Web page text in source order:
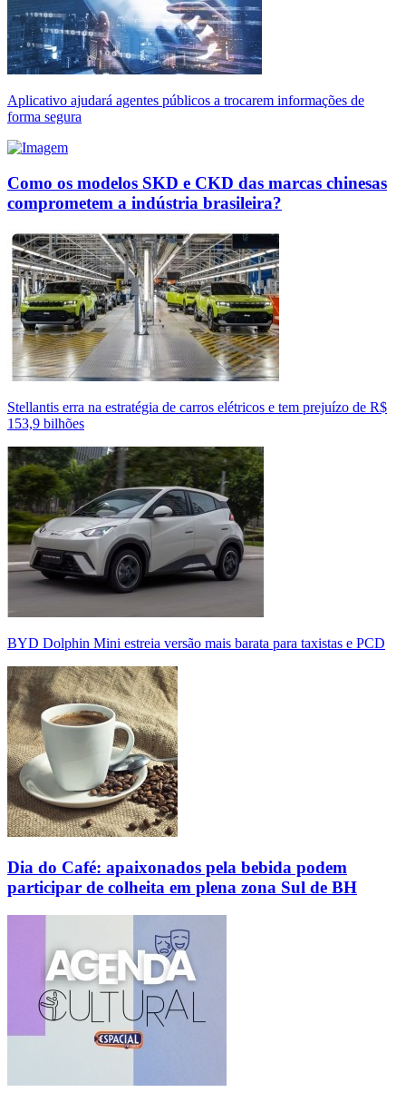
Aplicativo ajudará agentes públicos a trocarem informações de
forma segura
Como os modelos SKD e CKD das marcas chinesas
comprometem a indústria brasileira?
Stellantis erra na estratégia de carros elétricos e tem prejuízo de R$
153,9 bilhões
BYD Dolphin Mini estreia versão mais barata para taxistas e PCD
Dia do Café: apaixonados pela bebida podem
participar de colheita em plena zona Sul de BH